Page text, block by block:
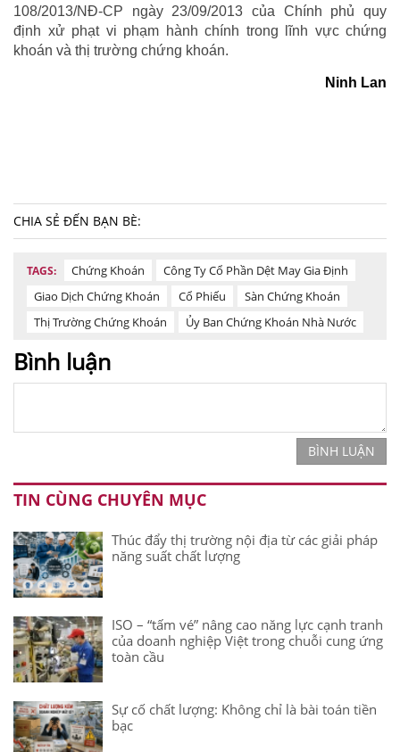
108/2013/NĐ-CP ngày 23/09/2013 của Chính phủ quy
định xử phạt vi phạm hành chính trong lĩnh vực chứng
khoán và thị trường chứng khoán.
Ninh Lan
CHIA SẺ ĐẾN BẠN BÈ:
TAGS: Chứng Khoán
Công Ty Cổ Phần Dệt May Gia Định
Giao Dịch Chứng Khoán
Cổ Phiếu
Sàn Chứng Khoán
Thị Trường Chứng Khoán
Ủy Ban Chứng Khoán Nhà Nước
Bình luận
BÌNH LUẬN
TIN CÙNG CHUYÊN MỤC
Thúc đẩy thị trường nội địa từ các giải pháp
năng suất chất lượng
ISO – “tấm vé” nâng cao năng lực cạnh tranh
của doanh nghiệp Việt trong chuỗi cung ứng
toàn cầu
Sự cố chất lượng: Không chỉ là bài toán tiền
bạc